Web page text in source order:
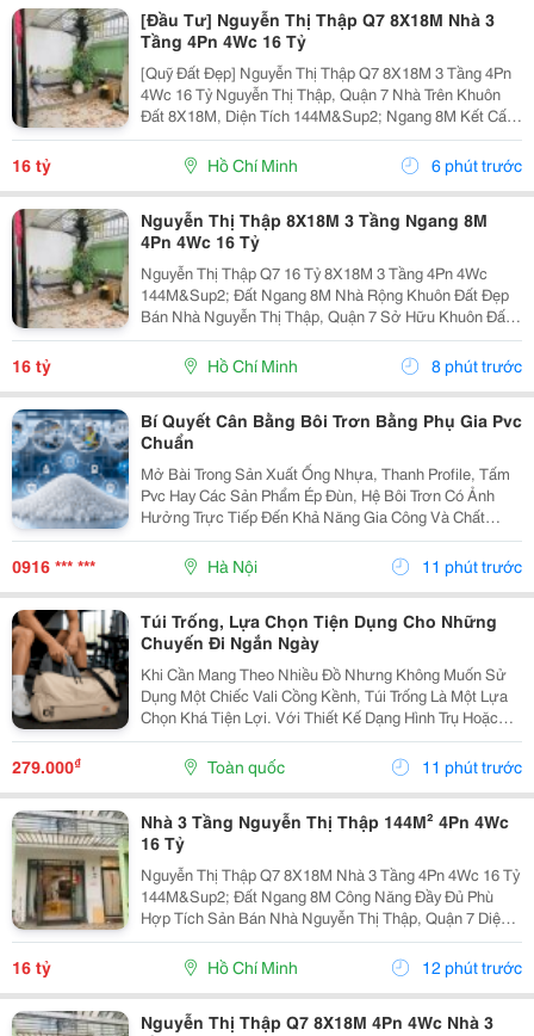
[Đầu Tư] Nguyễn Thị Thập Q7 8X18M Nhà 3
Tầng 4Pn 4Wc 16 Tỷ
[Quỹ Đất Đẹp] Nguyễn Thị Thập Q7 8X18M 3 Tầng 4Pn
4Wc 16 Tỷ Nguyễn Thị Thập, Quận 7 Nhà Trên Khuôn
Đất 8X18M, Diện Tích 144M&Sup2; Ngang 8M Kết Cấu
3 Tầng 4 Phòng Ngủ &Ndash; 4 Toilet. Thông Số 8X18M
144M&Sup2; Ngang 8M 3 Tầng 4Pn 4Wc. Lợi Thế...
16 tỷ Hồ Chí Minh 6 phút trước
Nguyễn Thị Thập 8X18M 3 Tầng Ngang 8M
4Pn 4Wc 16 Tỷ
Nguyễn Thị Thập Q7 16 Tỷ 8X18M 3 Tầng 4Pn 4Wc
144M&Sup2; Đất Ngang 8M Nhà Rộng Khuôn Đất Đẹp
Bán Nhà Nguyễn Thị Thập, Quận 7 Sở Hữu Khuôn Đất
8X18M, Tổng Diện Tích 144M&Sup2; Nhà Xây 3 Tầng
Gồm 4 Phòng Ngủ, 4 Toilet. Thông Tin Nhà Diện Tích:...
16 tỷ Hồ Chí Minh 8 phút trước
Bí Quyết Cân Bằng Bôi Trơn Bằng Phụ Gia Pvc
Chuẩn
Mở Bài Trong Sản Xuất Ống Nhựa, Thanh Profile, Tấm
Pvc Hay Các Sản Phẩm Ép Đùn, Hệ Bôi Trơn Có Ảnh
Hưởng Trực Tiếp Đến Khả Năng Gia Công Và Chất
Lượng Thành Phẩm. Nếu Lượng Chất Bôi Trơn Không
Phù Hợp, Nhựa Có Thể Bị Dính Thiết Bị, Khó Nóng
0916 *** *** Hà Nội 11 phút trước
Túi Trống, Lựa Chọn Tiện Dụng Cho Những
Chuyến Đi Ngắn Ngày
Khi Cần Mang Theo Nhiều Đồ Nhưng Không Muốn Sử
Dụng Một Chiếc Vali Cồng Kềnh, Túi Trống Là Một Lựa
Chọn Khá Tiện Lợi. Với Thiết Kế Dạng Hình Trụ Hoặc
Dáng Ngang, Túi Có Không Gian Chứa Rộng, Dễ Sắp
Xếp Quần Áo, Giày Dép Và Các Vật Dụng Cá Nhân.
279.000₫ Toàn quốc 11 phút trước
Nhà 3 Tầng Nguyễn Thị Thập 144M² 4Pn 4Wc
16 Tỷ
Nguyễn Thị Thập Q7 8X18M Nhà 3 Tầng 4Pn 4Wc 16 Tỷ
144M&Sup2; Đất Ngang 8M Công Năng Đầy Đủ Phù
Hợp Tích Sản Bán Nhà Nguyễn Thị Thập, Quận 7 Diện
Tích Đất 8X18M Tổng 144M&Sup2; Nhà 3 Tầng 4 Phòng
Ngủ &Ndash; 4 Toilet. Thông Số 8X18M 144M&Sup2;...
16 tỷ Hồ Chí Minh 12 phút trước
Nguyễn Thị Thập Q7 8X18M 4Pn 4Wc Nhà 3